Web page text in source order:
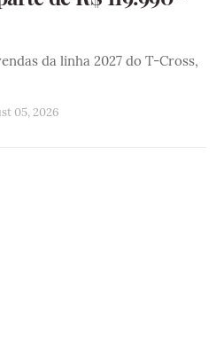
da linha 2027 do T-Cross,
05, 2026